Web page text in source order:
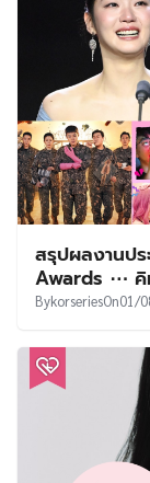
สรุปผลงานป
Awards ⋯ คิ
BykorseriesOn01/